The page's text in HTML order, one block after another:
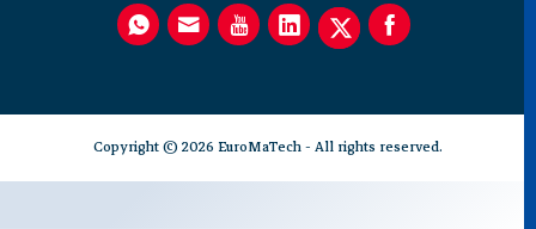
Copyright © 2026 EuroMaTech - All rights reserved.